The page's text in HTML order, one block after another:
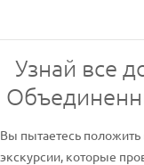
Узнай все
Вы пытаетесь положить
экскурсии, которые